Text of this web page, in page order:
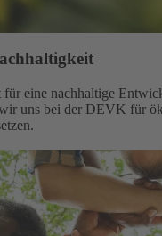
für eine nachhaltige
uns bei der DEVK für